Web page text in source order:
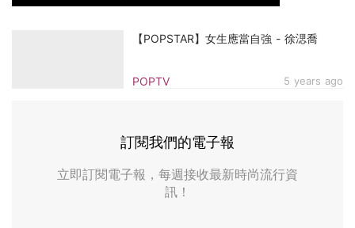
POPTV 5 years ago
【POPSTAR】女生應當自強 - 徐㴓喬
訂閱我們的電子報
立即訂閱電子報，每週接收最新時尚流行資
訊！